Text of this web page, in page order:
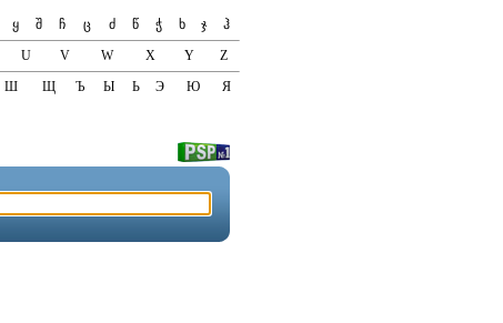
ყ შ ჩ ც ძ წ ჭ ხ ჯ
ჰ
U V W X Y
Z
Ш Щ Ъ Ы Ь Э Ю Я